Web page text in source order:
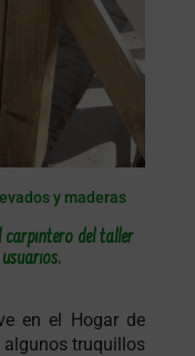
y maderas
carpintero del taller
en el Hogar de
algunos truquillos